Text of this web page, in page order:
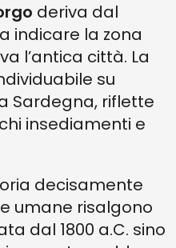
deriva dal
a indicare la zona
l’antica città. La
su
Sardegna, riflette
insediamenti e
decisamente
umane risalgono
dal 1800 a.C. sino